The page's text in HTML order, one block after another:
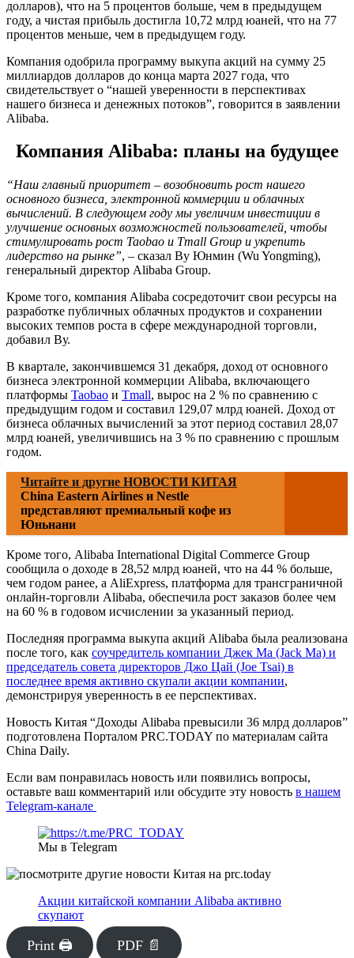
долларов), что на 5 процентов больше, чем в предыдущем
году, а чистая прибыль достигла 10,72 млрд юаней, что на 77
процентов меньше, чем в предыдущем году.
Компания одобрила программу выкупа акций на сумму 25
миллиардов долларов до конца марта 2027 года, что
свидетельствует о “нашей уверенности в перспективах
нашего бизнеса и денежных потоков”, говорится в заявлении
Alibaba.
Компания Alibaba: планы на будущее
“Наш главный приоритет – возобновить рост нашего
основного бизнеса, электронной коммерции и облачных
вычислений. В следующем году мы увеличим инвестиции в
улучшение основных возможностей пользователей, чтобы
стимулировать рост Taobao и Tmall Group и укрепить
лидерство на рынке”, – сказал Ву Юнмин (Wu Yongming),
генеральный директор Alibaba Group.
Кроме того, компания Alibaba сосредоточит свои ресурсы на
разработке публичных облачных продуктов и сохранении
высоких темпов роста в сфере международной торговли,
добавил Ву.
В квартале, закончившемся 31 декабря, доход от основного
бизнеса электронной коммерции Alibaba, включающего
платформы Taobao и Tmall, вырос на 2 % по сравнению с
предыдущим годом и составил 129,07 млрд юаней. Доход от
бизнеса облачных вычислений за этот период составил 28,07
млрд юаней, увеличившись на 3 % по сравнению с прошлым
годом.
Читайте и другие НОВОСТИ КИТАЯ
China Eastern Airlines и Nestle
представляют премиальный кофе из
Юньнани
Кроме того, Alibaba International Digital Commerce Group
сообщила о доходе в 28,52 млрд юаней, что на 44 % больше,
чем годом ранее, а AliExpress, платформа для трансграничной
онлайн-торговли Alibaba, обеспечила рост заказов более чем
на 60 % в годовом исчислении за указанный период.
Последняя программа выкупа акций Alibaba была реализована
после того, как соучредитель компании Джек Ма (Jack Ma) и
председатель совета директоров Джо Цай (Joe Tsai) в
последнее время активно скупали акции компании,
демонстрируя уверенность в ее перспективах.
Новость Китая “Доходы Alibaba превысили 36 млрд долларов”
подготовлена Порталом PRC.TODAY по материалам сайта
China Daily.
Если вам понравилась новость или появились вопросы,
оставьте ваш комментарий или обсудите эту новость в нашем
Telegram-канале
Мы в Telegram
Акции китайской компании Alibaba активно
скупают
Print 🖨 PDF 📄